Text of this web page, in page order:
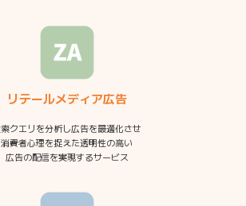
リテールメディア広告
クエリを分析し広告を最適化させ
消費者心理を捉えた透明性の高い
広告の配信を実現するサービス